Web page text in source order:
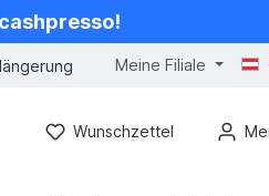
Meine Filiale
Wunschzettel